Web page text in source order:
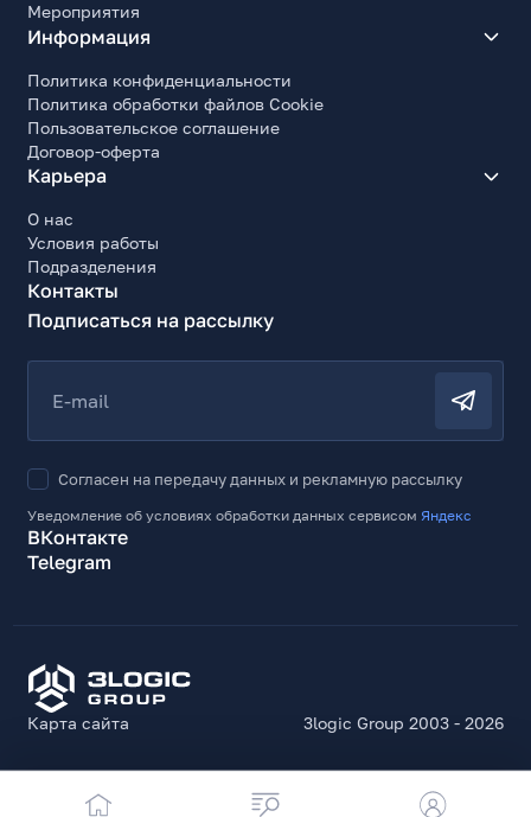
100x100
Энергопотребление
Тип блока питания
Внешний
Потребляемая мощность
Потребляемая мощность (эн/сбережение)
0.5
Прочие характеристики
RGB
Ширина, мм
Высота, мм
427
Ширина (без подставки), мм
615
Высота (без подставки), мм
Глубина (без подставки), мм
Мероприятия
Информация
Политика конфиденциальности
Политика обработки файлов Cookie
Пользовательское соглашение
Договор-оферта
Карьера
О нас
Условия работы
Подразделения
Контакты
Подписаться на рассылку
E-mail
Согласен на передачу данных и рекламную рассылку
Уведомление об условиях обработки данных сервисомЯндекс
ВКонтакте
Telegram
Карта сайта 3logic Group 2003 - 2026